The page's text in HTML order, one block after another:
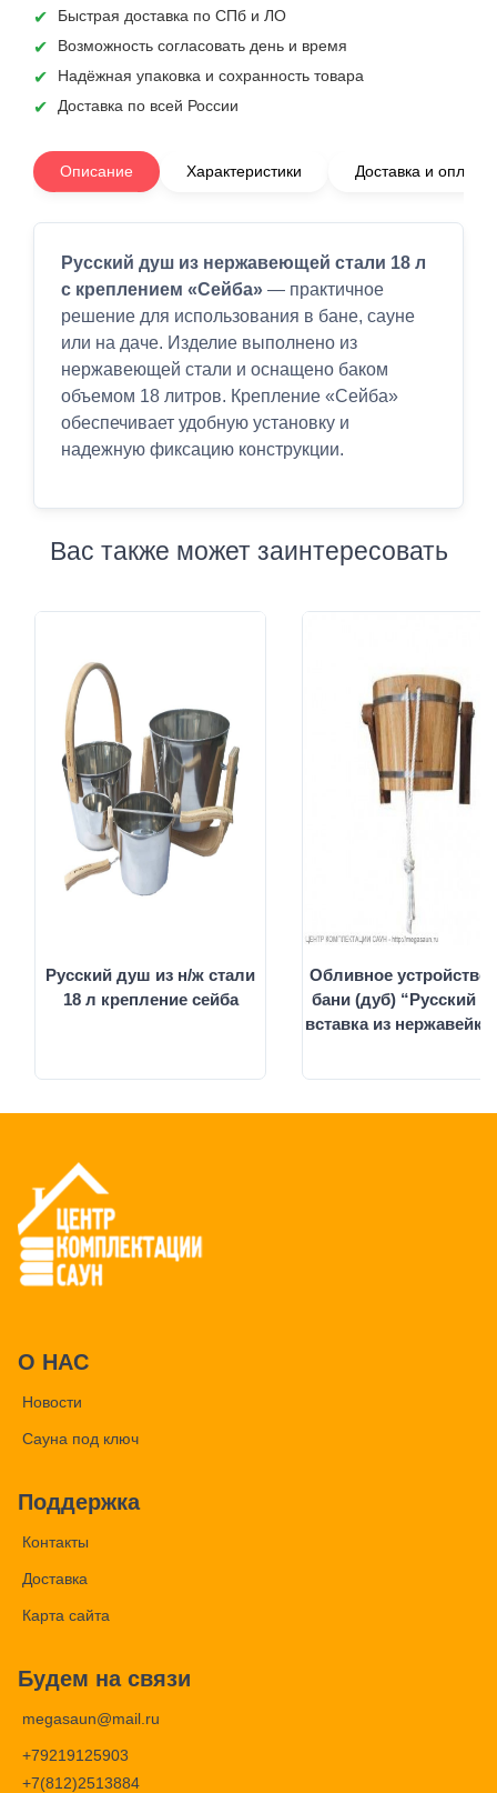
Быстрая доставка по СПб и ЛО
Возможность согласовать день и время
Надёжная упаковка и сохранность товара
Доставка по всей России
Описание Характеристики Доставка и оплата
Русский душ из нержавеющей стали 18 л
с креплением «Сейба» — практичное
решение для использования в бане, сауне
или на даче. Изделие выполнено из
нержавеющей стали и оснащено баком
объемом 18 литров. Крепление «Сейба»
обеспечивает удобную установку и
надежную фиксацию конструкции.
Вас также может заинтересовать
Русский душ из н/ж стали
18 л крепление сейба
Обливное устройство
бани (дуб) “Русский
вставка из нержавейки
О НАС
Новости
Сауна под ключ
Поддержка
Контакты
Доставка
Карта сайта
Будем на связи
megasaun@mail.ru
+79219125903
+7(812)2513884